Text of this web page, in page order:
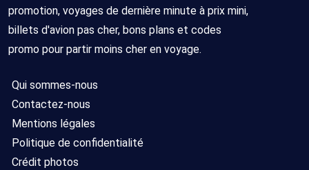
promotion, voyages de dernière minute à prix mini,
billets d'avion pas cher, bons plans et codes
promo pour partir moins cher en voyage.
Qui sommes-nous
Contactez-nous
Mentions légales
Politique de confidentialité
Crédit photos